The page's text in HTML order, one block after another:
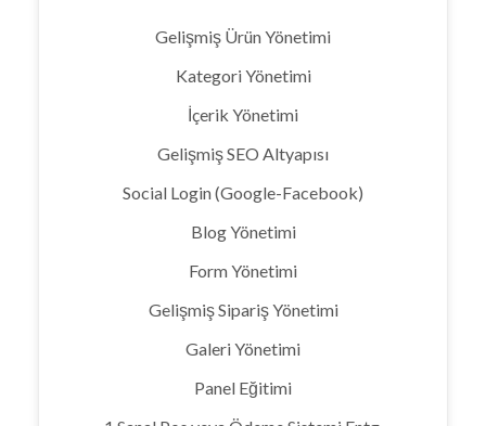
Gelişmiş Ürün Yönetimi
Kategori Yönetimi
İçerik Yönetimi
Gelişmiş SEO Altyapısı
Social Login (Google-Facebook)
Blog Yönetimi
Form Yönetimi
Gelişmiş Sipariş Yönetimi
Galeri Yönetimi
Panel Eğitimi